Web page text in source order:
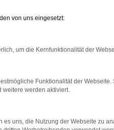
Sie im
für exzellente Audi A6
Standards in Sachen
Audi A6 Flotte
Network Error
ist ein Fehler aufgetreten.
von uns eingesetzt:
um die Kernfunktionalität der
Funktionalität der
weitere werden aktiviert.
es uns, die Nutzung der Webseite zu